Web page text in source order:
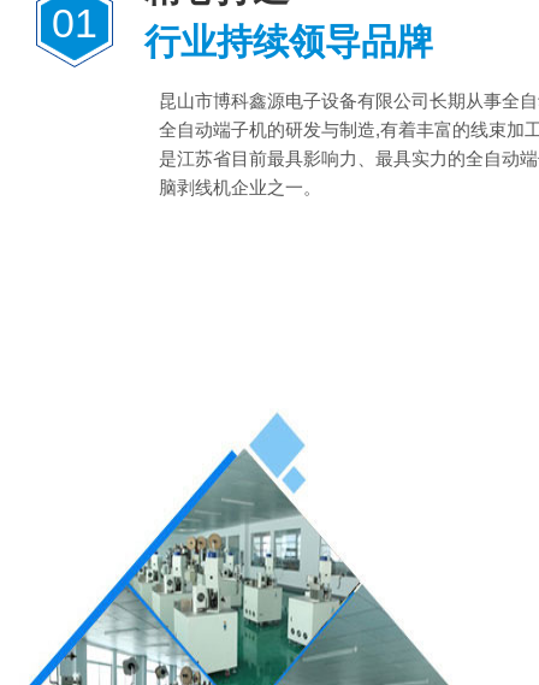
01
行业持续领导品牌
昆山市博科鑫源电子设备有限公司长期从事全
全自动端子机的研发与制造,有着丰富的线束加
是江苏省目前最具影响力、最具实力的全自动
脑剥线机企业之一。